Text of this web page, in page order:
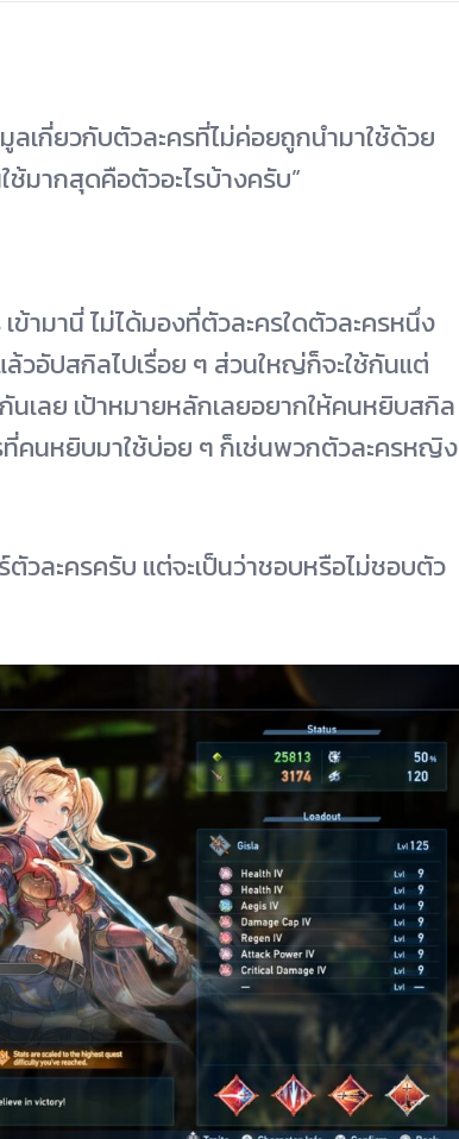
เกี่ยวกับตัวละครที่ไม่ค่อยถูกนำมาใช้ด้วย
มากสุดคือตัวอะไรบ้างครับ”
ข้ามานี่ ไม่ได้มองที่ตัวละครใดตัวละครหนึ่ง
วอัปสกิลไปเรื่อย ๆ ส่วนใหญ่ก็จะใช้กันแต่
เลย เป้าหมายหลักเลยอยากให้คนหยิบสกิล
คนหยิบมาใช้บ่อย ๆ ก็เช่นพวกตัวละครหญิง
วละครครับ แต่จะเป็นว่าชอบหรือไม่ชอบตัว